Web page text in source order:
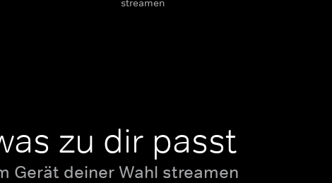
streamen
zu dir passt
Gerät deiner Wahl streamen